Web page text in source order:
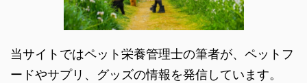
当サイトではペット栄養管理士の筆者が、ペットフ
ードやサプリ、グッズの情報を発信しています。